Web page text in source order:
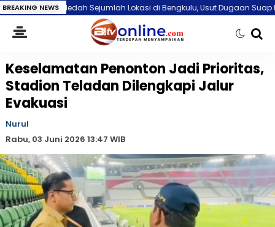
BREAKING NEWSLokasi di Bengkulu, Usut Dugaan Suap Pengelolaan Limbah
Keselamatan Penonton Jadi Prioritas,
Stadion Teladan Dilengkapi Jalur
Evakuasi
Nurul
Rabu, 03 Juni 2026 13:47 WIB